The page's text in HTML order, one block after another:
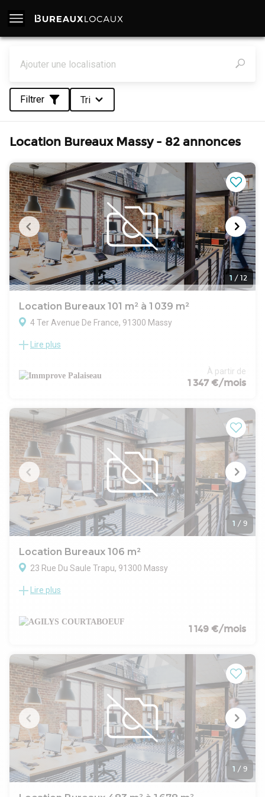
Filtrer Tri
Location Bureaux Massy - 82 annonces
1 / 12
Location Bureaux 101 m² à 1 039 m²
4 Ter Avenue De France, 91300 Massy
Idéalement situé à seulement 900 mètres de la station RER
des bureaux modernes et lumineux, divisibles, pour s'adapter
à vos besoins spécifiques. Ces espaces sont situés dans un
fonctionnel.
Vous bénéficierez également de la proximité de la future
Gare du T18 à Massy, renforçant encore l'accessibilité de ce
quartier en pleine transformation.
Lire plus
À partir de
1 347 €/mois
1 / 9
Location Bureaux 106 m²
23 Rue Du Saule Trapu, 91300 Massy
Parc du Moulin de Massy - Paris-Saclay
d'activités & bureaux / laboratoires dans un bâtiment
indépendant situé à Massy, à proximité immédiate de la N20
Parking intérieur : 900 € /an HT
- Type de bail : Commercial
- Durée : 3/6/9 ans
- Fiscalité : TVA
- Indice : ILAT
- Indexation : Annuelle
- Dépôt de garantie : 3 mois HT
- Loyers et charges : Trimestriels et d'avance
Lire plus
1 149 €/mois
1 / 9